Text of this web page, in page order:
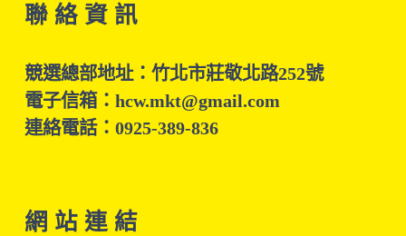
聯 絡 資 訊
競選總部地址：竹北市莊敬北路252號
電子信箱：hcw.mkt@gmail.com
連絡電話：0925-389-836
網 站 連 結